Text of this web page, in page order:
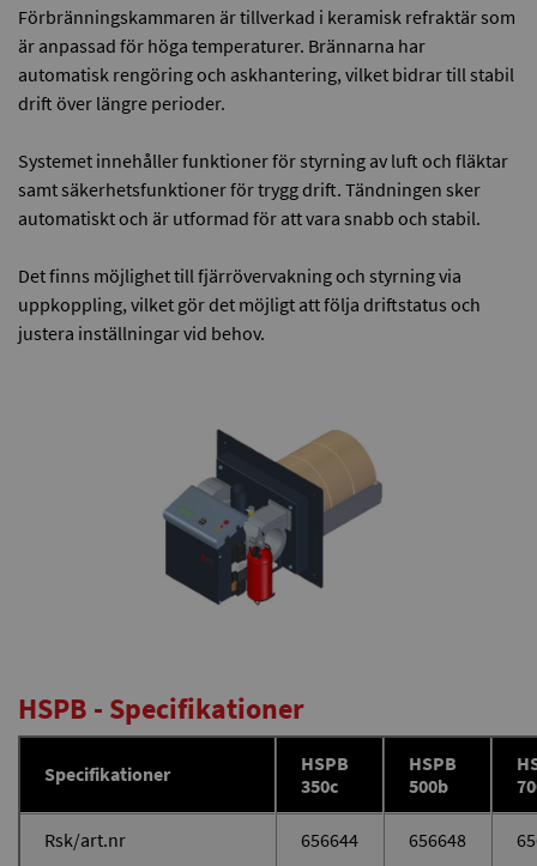
Förbränningskammaren är tillverkad i keramisk refraktär som
är anpassad för höga temperaturer. Brännarna har
automatisk rengöring och askhantering, vilket bidrar till stabil
drift över längre perioder.
Systemet innehåller funktioner för styrning av luft och fläktar
samt säkerhetsfunktioner för trygg drift. Tändningen sker
automatiskt och är utformad för att vara snabb och stabil.
Det finns möjlighet till fjärrövervakning och styrning via
uppkoppling, vilket gör det möjligt att följa driftstatus och
justera inställningar vid behov.
HSPB - Specifikationer
Specifikationer
HSPB
350c
HSPB
500b
Rsk/art.nr 656644 656648